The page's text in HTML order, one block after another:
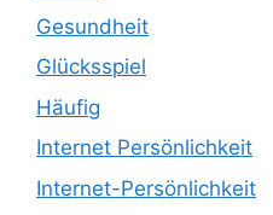
Gesundheit
Glücksspiel
Häufig
Internet Persönlichkeit
Internet-Persönlichkeit